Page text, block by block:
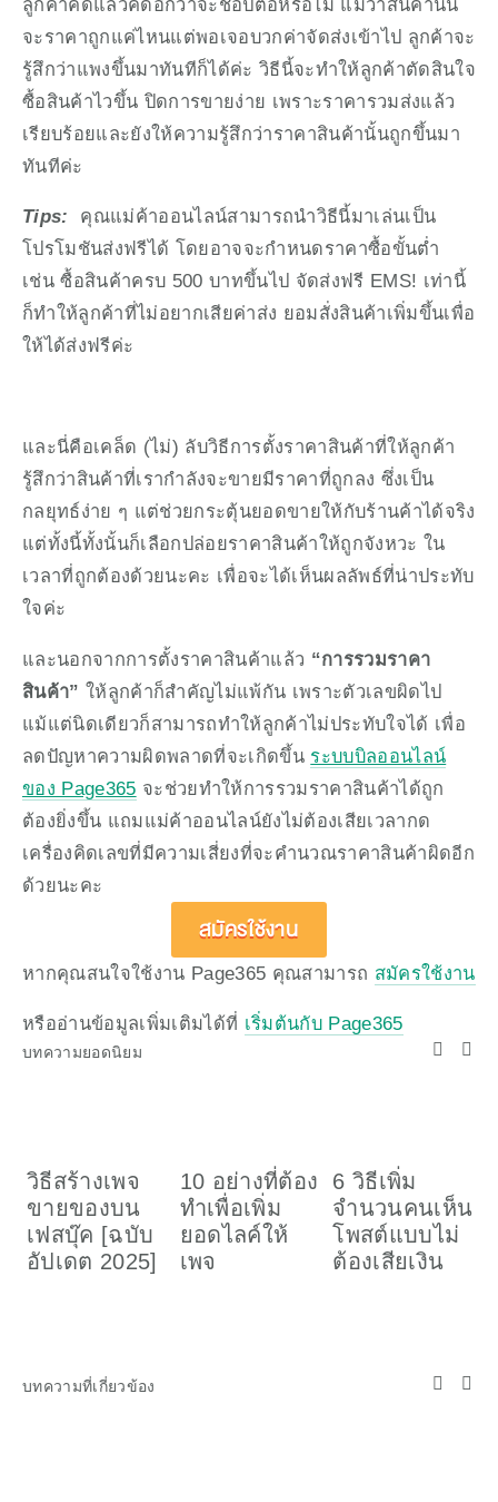
ลูกค้าคิดแล้วคิดอีกว่าจะช้อปต่อหรือไม่ แม้ว่าสินค้านั้น
จะราคาถูกแค่ไหนแต่พอเจอบวกค่าจัดส่งเข้าไป ลูกค้าจะ
รู้สึกว่าแพงขึ้นมาทันทีก็ได้ค่ะ วิธีนี้จะทำให้ลูกค้าตัดสินใจ
ซื้อสินค้าไวขึ้น ปิดการขายง่าย เพราะราคารวมส่งแล้ว
เรียบร้อยและยังให้ความรู้สึกว่าราคาสินค้านั้นถูกขึ้นมา
ทันทีค่ะ
Tips:
คุณแม่ค้าออนไลน์สามารถนำวิธีนี้มาเล่นเป็น
โปรโมชันส่งฟรีได้ โดยอาจจะกำหนดราคาซื้อขั้นต่ำ
เช่น ซื้อสินค้าครบ 500 บาทขึ้นไป จัดส่งฟรี EMS! เท่านี้
ก็ทำให้ลูกค้าที่ไม่อยากเสียค่าส่ง ยอมสั่งสินค้าเพิ่มขึ้นเพื่อ
ให้ได้ส่งฟรีค่ะ
และนี่คือเคล็ด (ไม่) ลับวิธีการตั้งราคาสินค้าที่ให้ลูกค้า
รู้สึกว่าสินค้าที่เรากำลังจะขายมีราคาที่ถูกลง ซึ่งเป็น
กลยุทธ์ง่าย ๆ แต่ช่วยกระตุ้นยอดขายให้กับร้านค้าได้จริง
แต่ทั้งนี้ทั้งนั้นก็เลือกปล่อยราคาสินค้าให้ถูกจังหวะ ใน
เวลาที่ถูกต้องด้วยนะคะ เพื่อจะได้เห็นผลลัพธ์ที่น่าประทับ
ใจค่ะ
และนอกจากการตั้งราคาสินค้าแล้ว “การรวมราคา
สินค้า” ให้ลูกค้าก็สำคัญไม่แพ้กัน เพราะตัวเลขผิดไป
แม้แต่นิดเดียวก็สามารถทำให้ลูกค้าไม่ประทับใจได้ เพื่อ
ลดปัญหาความผิดพลาดที่จะเกิดขึ้น ระบบบิลออนไลน์
ของ Page365 จะช่วยทำให้การรวมราคาสินค้าได้ถูก
ต้องยิ่งขึ้น แถมแม่ค้าออนไลน์ยังไม่ต้องเสียเวลากด
เครื่องคิดเลขที่มีความเสี่ยงที่จะคำนวณราคาสินค้าผิดอีก
ด้วยนะคะ
สมัครใช้งาน
หากคุณสนใจใช้งาน Page365 คุณสามารถ สมัครใช้งาน
หรืออ่านข้อมูลเพิ่มเติมได้ที่ เริ่มต้นกับ Page365
บทความยอดนิยม
วิธีสร้างเพจ
ขายของบน
เฟสบุ๊ค [ฉบับ
อัปเดต 2025]
10 อย่างที่ต้อง
ทำเพื่อเพิ่ม
ยอดไลค์ให้
เพจ
6 วิธีเพิ่ม
จำนวนคนเห็น
โพสต์แบบไม่
ต้องเสียเงิน
บทความที่เกี่ยวข้อง